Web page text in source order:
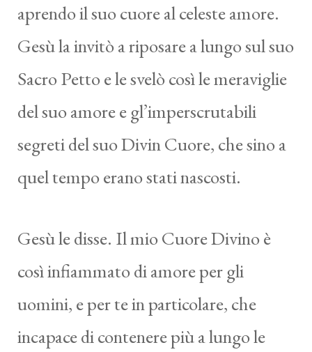
aprendo il suo cuore al celeste amore.
Gesù la invitò a riposare a lungo sul suo
Sacro Petto e le svelò così le meraviglie
del suo amore e gl’imperscrutabili
segreti del suo Divin Cuore, che sino a
quel tempo erano stati nascosti.
Gesù le disse. Il mio Cuore Divino è
così infiammato di amore per gli
uomini, e per te in particolare, che
incapace di contenere più a lungo le